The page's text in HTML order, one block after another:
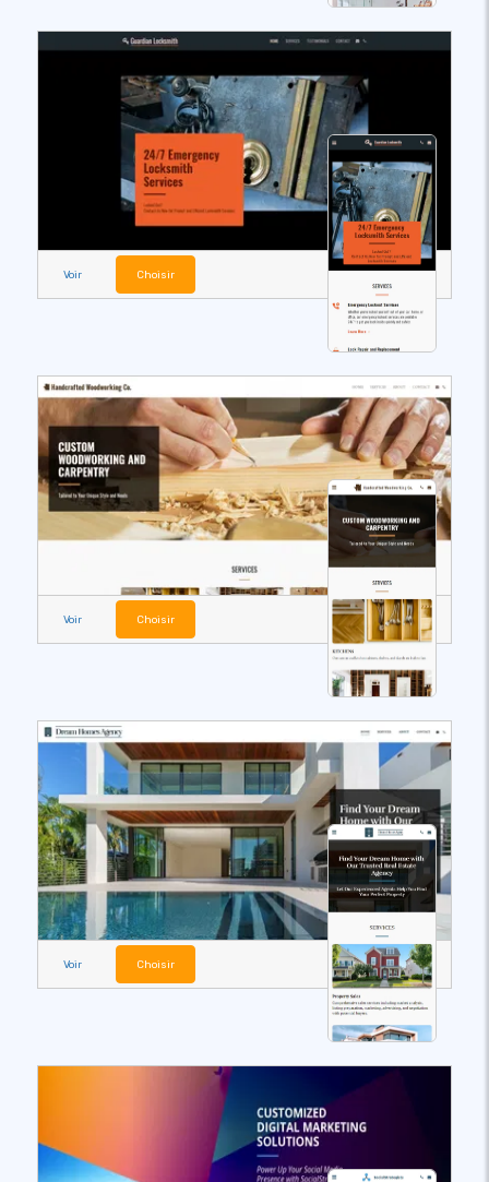
Voir Choisir
Voir Choisir
Voir Choisir